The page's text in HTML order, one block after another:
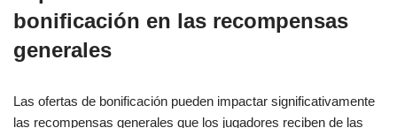
bonificación en las recompensas
generales
Las ofertas de bonificación pueden impactar significativamente
las recompensas generales que los jugadores reciben de las